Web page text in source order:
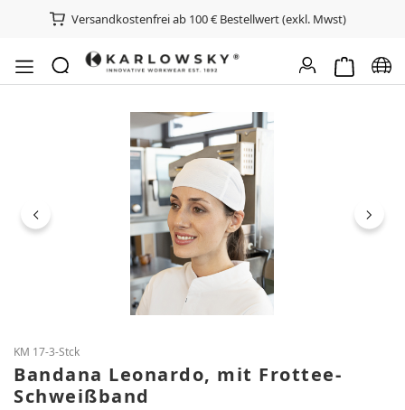
Versandkostenfrei ab 100 € Bestellwert (exkl. Mwst)
Bildergalerie überspringen
KM 17-3-Stck
Bandana Leonardo, mit Frottee-
Schweißband